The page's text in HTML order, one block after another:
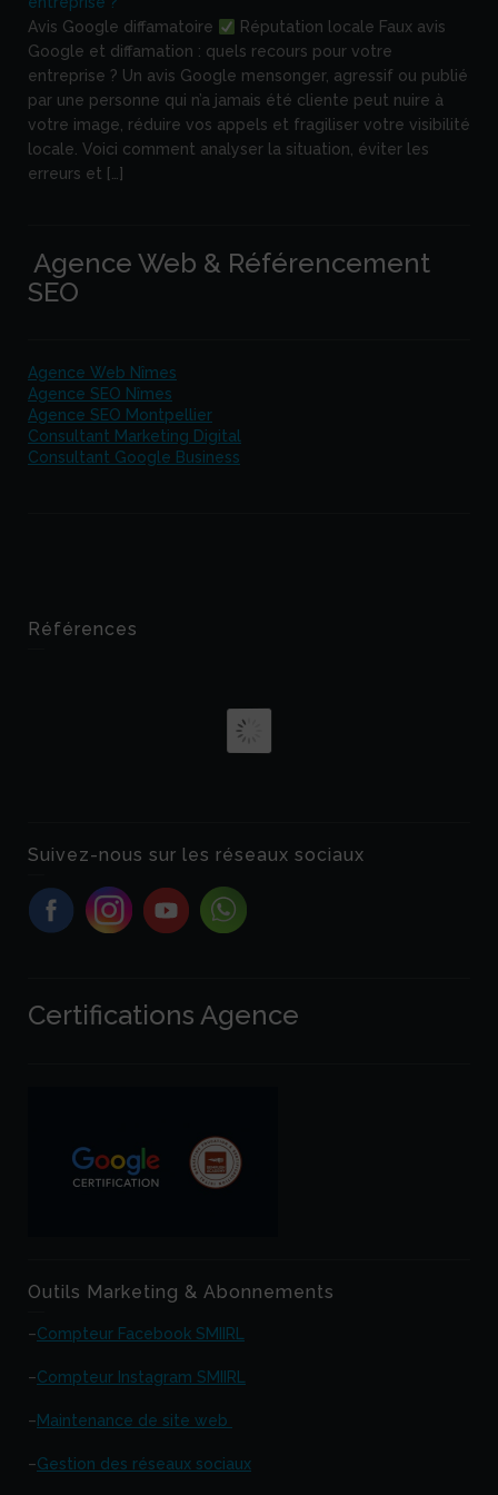
Avis Google diffamatoire
Réputation locale Faux avis
Google et diffamation : quels recours pour votre
entreprise ? Un avis Google mensonger, agressif ou publié
par une personne qui n’a jamais été cliente peut nuire à
votre image, réduire vos appels et fragiliser votre visibilité
locale. Voici comment analyser la situation, éviter les
erreurs et […]
Agence Web & Référencement
SEO
Agence Web Nîmes
Agence SEO Nîmes
Agence SEO Montpellier
Consultant Marketing Digital
Consultant Google Business
Références
Suivez-nous sur les réseaux sociaux
Certifications Agence
Outils Marketing & Abonnements
–Compteur Facebook SMIIRL
–Compteur Instagram SMIIRL
–Maintenance de site web
–Gestion des réseaux sociaux